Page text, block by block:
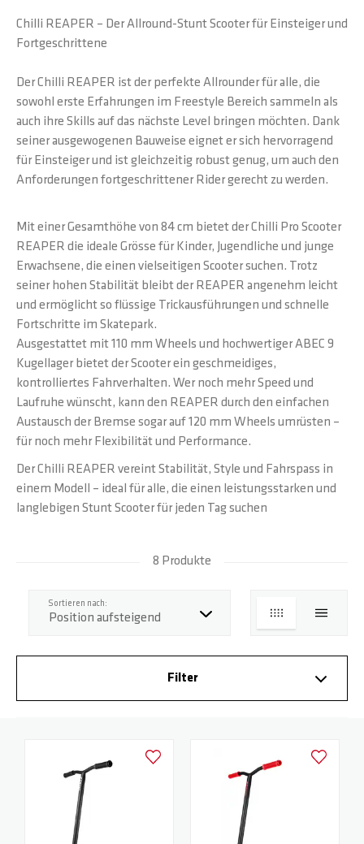
Chilli REAPER – Der Allround-Stunt Scooter für Einsteiger und
Fortgeschrittene
Der Chilli REAPER ist der perfekte Allrounder für alle, die
sowohl erste Erfahrungen im Freestyle Bereich sammeln als
auch ihre Skills auf das nächste Level bringen möchten. Dank
seiner ausgewogenen Bauweise eignet er sich hervorragend
für Einsteiger und ist gleichzeitig robust genug, um auch den
Anforderungen fortgeschrittener Rider gerecht zu werden.
Mit einer Gesamthöhe von 84 cm bietet der Chilli Pro Scooter
REAPER die ideale Grösse für Kinder, Jugendliche und junge
Erwachsene, die einen vielseitigen Scooter suchen. Trotz
seiner hohen Stabilität bleibt der REAPER angenehm leicht
und ermöglicht so flüssige Trickausführungen und schnelle
Fortschritte im Skatepark.
Ausgestattet mit 110 mm Wheels und hochwertiger ABEC 9
Kugellager bietet der Scooter ein geschmeidiges,
kontrolliertes Fahrverhalten. Wer noch mehr Speed und
Laufruhe wünscht, kann den REAPER durch den einfachen
Austausch der Bremse sogar auf 120 mm Wheels umrüsten –
für noch mehr Flexibilität und Performance.
Der Chilli REAPER vereint Stabilität, Style und Fahrspass in
einem Modell – ideal für alle, die einen leistungsstarken und
langlebigen Stunt Scooter für jeden Tag suchen
8 Produkte
Sortieren nach:
LISTE LISTE
Filter
Zur Wunschliste hinzufügen Zur